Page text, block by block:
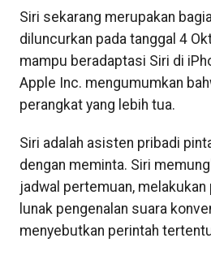
Siri sekarang merupakan
diluncurkan pada tanggal 4
mampu beradaptasi Siri di
Apple Inc. mengumumkan
perangkat yang lebih tua.
Siri adalah asisten pribadi
dengan meminta. Siri
jadwal pertemuan,
lunak pengenalan suara
menyebutkan perintah